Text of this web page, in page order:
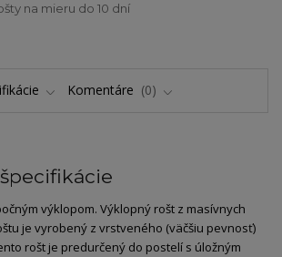
na mieru do 10 dní
Komentáre 0
výklopom. Výklopný rošt z masívnych
je vyrobený z vrstveného (väčšiu pevnosť)
rošt je predurčený do postelí s úložným